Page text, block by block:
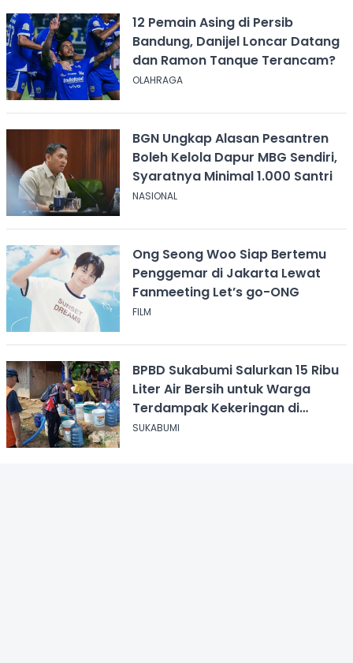
12 Pemain Asing di Persib
Bandung, Danijel Loncar Datang
dan Ramon Tanque Terancam?
OLAHRAGA
BGN Ungkap Alasan Pesantren
Boleh Kelola Dapur MBG Sendiri,
Syaratnya Minimal 1.000 Santri
NASIONAL
Ong Seong Woo Siap Bertemu
Penggemar di Jakarta Lewat
Fanmeeting Let’s go-ONG
FILM
BPBD Sukabumi Salurkan 15 Ribu
Liter Air Bersih untuk Warga
Terdampak Kekeringan di
Cicurug
SUKABUMI